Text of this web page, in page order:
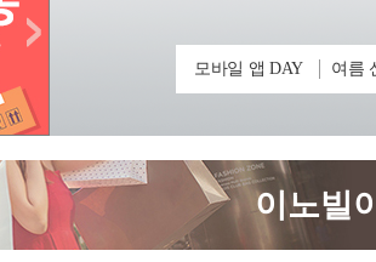
모바일 앱 DAY 여름
이노빌이